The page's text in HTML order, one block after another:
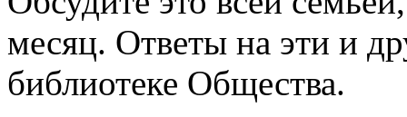
месяц. Ответы на эти и
библиотеке Общества.